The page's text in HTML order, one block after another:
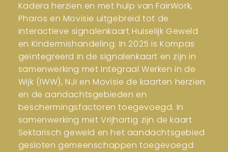
Kadera herzien en met hulp van FairWork,
Pharos en Movisie uitgebreid tot de
interactieve signalenkaart Huiselijk Geweld
en Kindermishandeling. In 2025 is Kompas
geïntegreerd in de signalenkaart en zijn in
samenwerking met Integraal Werken in de
Wijk (IWW), NJi en Movisie de kaarten herzien
en de aandachtsgebieden en
beschermingsfactoren toegevoegd. In
samenwerking met Vrijhartig zijn de kaart
Sektarisch geweld en het aandachtsgebied
gesloten gemeenschappen toegevoegd.